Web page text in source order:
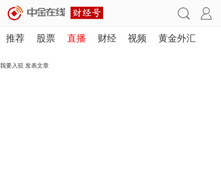
推荐 股票 直播 财经 视频 黄金外汇
理财 行业
我要入驻 发表文章